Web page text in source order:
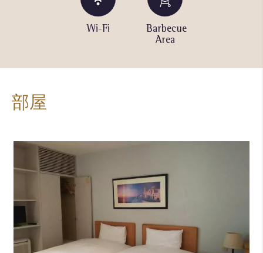
Wi-Fi
Barbecue
Area
部屋